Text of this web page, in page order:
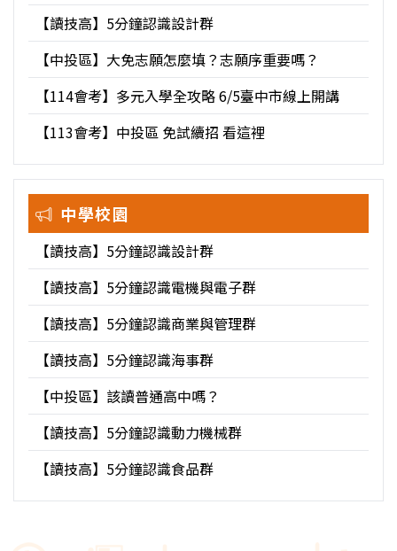
【讀技高】5分鐘認識設計群
【中投區】大免志願怎麼填？志願序重要嗎？
【114會考】多元入學全攻略 6/5臺中市線上開講
【113會考】中投區 免試續招 看這裡
中學校園
【讀技高】5分鐘認識設計群
【讀技高】5分鐘認識電機與電子群
【讀技高】5分鐘認識商業與管理群
【讀技高】5分鐘認識海事群
【中投區】該讀普通高中嗎？
【讀技高】5分鐘認識動力機械群
【讀技高】5分鐘認識食品群